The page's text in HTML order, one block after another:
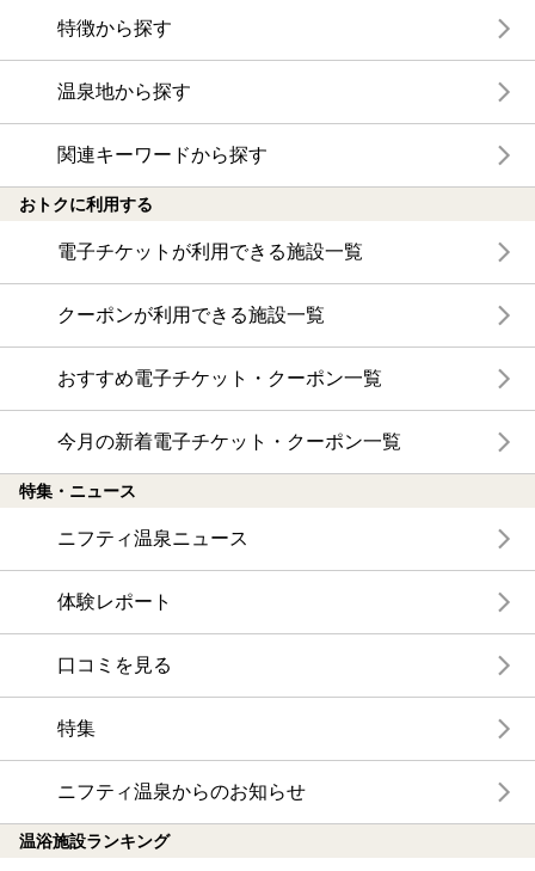
特徴から探す
温泉地から探す
関連キーワードから探す
おトクに利用する
電子チケットが利用できる施設一覧
クーポンが利用できる施設一覧
おすすめ電子チケット・クーポン一覧
今月の新着電子チケット・クーポン一覧
特集・ニュース
ニフティ温泉ニュース
体験レポート
口コミを見る
特集
ニフティ温泉からのお知らせ
温浴施設ランキング